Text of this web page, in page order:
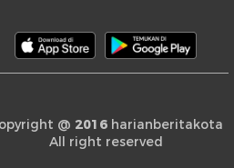
@ 2016harianberitakota
All right reserved